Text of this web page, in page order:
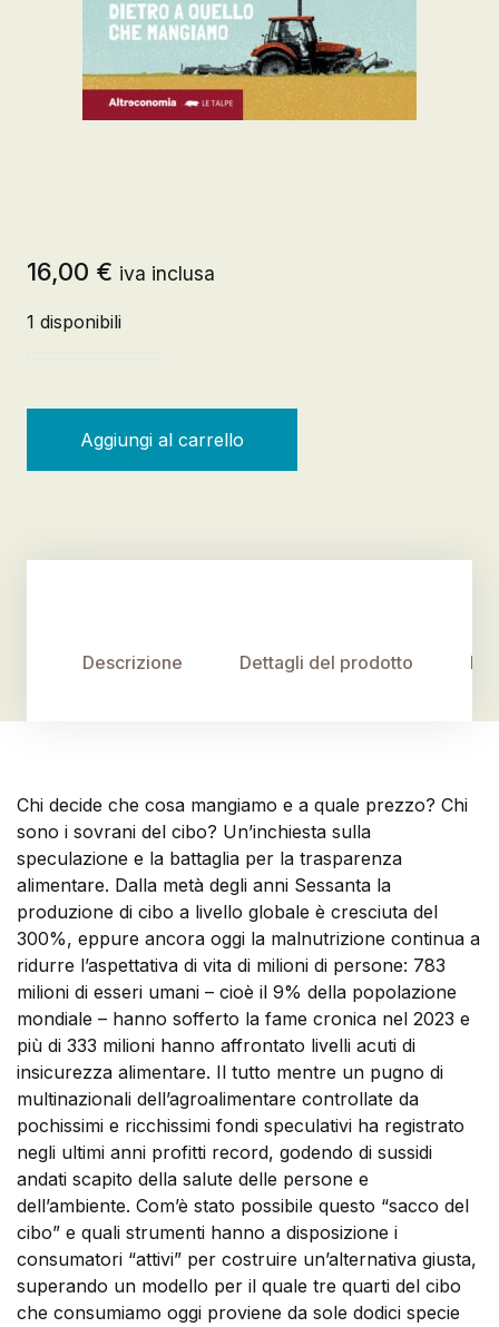
16,00 € iva inclusa
1 disponibili
Aggiungi al carrello
Descrizione Dettagli del prodotto
Chi decide che cosa mangiamo e a quale prezzo? Chi
sono i sovrani del cibo? Un’inchiesta sulla
speculazione e la battaglia per la trasparenza
alimentare. Dalla metà degli anni Sessanta la
produzione di cibo a livello globale è cresciuta del
300%, eppure ancora oggi la malnutrizione continua a
ridurre l’aspettativa di vita di milioni di persone: 783
milioni di esseri umani – cioè il 9% della popolazione
mondiale – hanno sofferto la fame cronica nel 2023 e
più di 333 milioni hanno affrontato livelli acuti di
insicurezza alimentare. Il tutto mentre un pugno di
multinazionali dell’agroalimentare controllate da
pochissimi e ricchissimi fondi speculativi ha registrato
negli ultimi anni profitti record, godendo di sussidi
andati scapito della salute delle persone e
dell’ambiente. Com’è stato possibile questo “sacco del
cibo” e quali strumenti hanno a disposizione i
consumatori “attivi” per costruire un’alternativa giusta,
superando un modello per il quale tre quarti del cibo
che consumiamo oggi proviene da sole dodici specie